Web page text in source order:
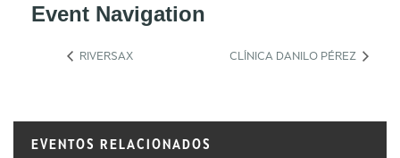
Event Navigation
RIVERSAX CLÍNICA DANILO PÉREZ
EVENTOS RELACIONADOS